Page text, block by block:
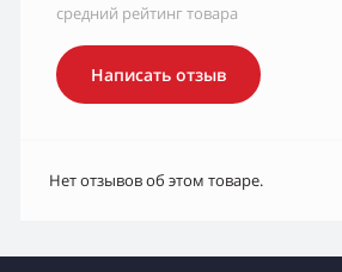
средний рейтинг товара
Написать отзыв
Нет отзывов об этом товаре.